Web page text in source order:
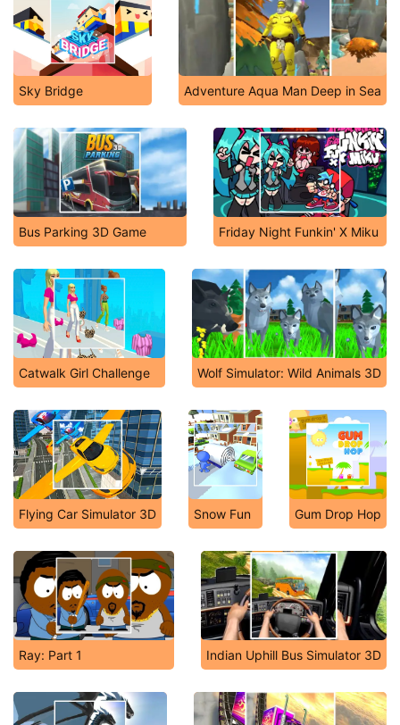
Sky Bridge Adventure Aqua Man Deep in Sea
Bus Parking 3D Game Friday Night Funkin' X Miku
Catwalk Girl Challenge Wolf Simulator: Wild Animals 3D
Flying Car Simulator 3D Snow Fun Gum Drop Hop
Ray: Part 1 Indian Uphill Bus Simulator 3D